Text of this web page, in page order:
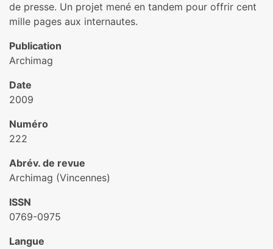
de presse. Un projet mené en tandem pour offrir cent
mille pages aux internautes.
Publication
Archimag
Date
2009
Numéro
222
Abrév. de revue
Archimag (Vincennes)
ISSN
0769-0975
Langue